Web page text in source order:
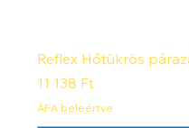
Reflex Hőtükrös
Ár
11 138 Ft
ÁFA beleértve